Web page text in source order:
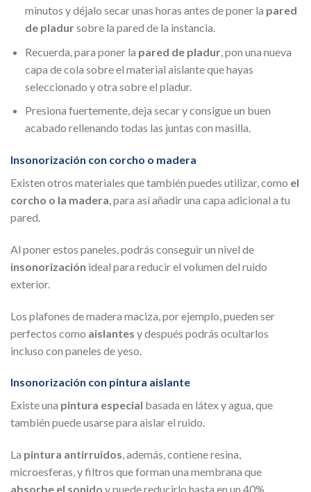
minutos y déjalo secar unas horas antes de poner la pared
de pladursobre la pared de la instancia.
Recuerda, para poner la pared de pladur, pon una nueva
capa de cola sobre el material aislante que hayas
seleccionado y otra sobre el pladur.
Presiona fuertemente, deja secar y consigue un buen
acabado rellenando todas las juntas con masilla.
Insonorización con corcho o madera
Existen otros materiales que también puedes utilizar, como el
corcho o la madera, para así añadir una capa adicional a tu
pared.
Al poner estos paneles, podrás conseguir un nivel de
insonorización ideal para reducir el volumen del ruido
exterior.
Los plafones de madera maciza, por ejemplo, pueden ser
perfectos como aislantes y después podrás ocultarlos
incluso con paneles de yeso.
Insonorización con pintura aislante
Existe una pintura especial basada en látex y agua, que
también puede usarse para aislar el ruido.
La pintura antirruidos, además, contiene resina,
microesferas, y filtros que forman una membrana que
absorbe el sonido y puede reducirlo hasta en un 40%.